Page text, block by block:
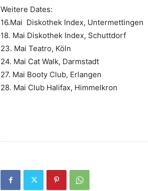
Weitere Dates:
16.Mai Diskothek Index, Untermettingen
18. Mai Diskothek Index, Schuttdorf
23. Mai Teatro, Köln
24. Mai Cat Walk, Darmstadt
27. Mai Booty Club, Erlangen
28. Mai Club Halifax, Himmelkron